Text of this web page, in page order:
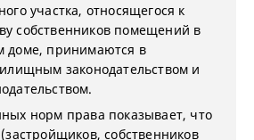
участка, относящегося к
собственников помещений в
доме, принимаются в
законодательством и
норм права показывает, что
собственников